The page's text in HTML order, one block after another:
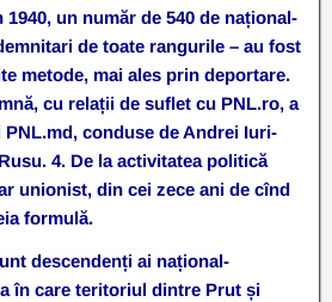
un număr de 540 de național-
de toate rangurile – au fost
metode, mai ales prin deportare.
cu relații de suflet cu PNL.ro, a
conduse de Andrei Iuri-
4. De la activitatea politică
unionist, din cei zece ani de cînd
formulă.
descendenți ai național-
în care teritoriul dintre Prut și